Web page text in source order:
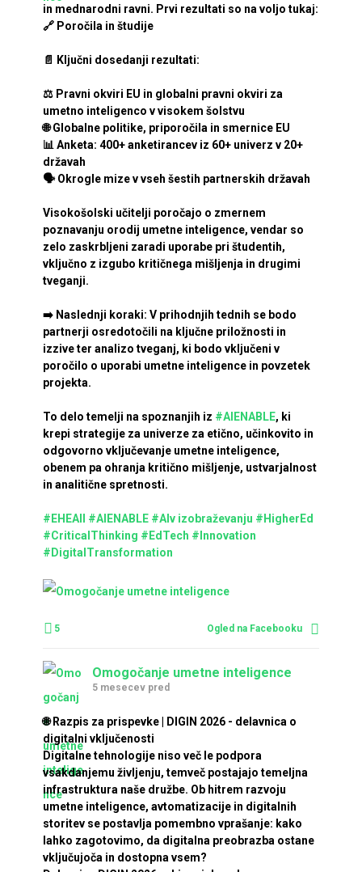
in mednarodni ravni. Prvi rezultati so na voljo tukaj:
🔗 Poročila in študije
📄 Ključni dosedanji rezultati:
⚖️ Pravni okviri EU in globalni pravni okviri za
umetno inteligenco v visokem šolstvu
🌐 Globalne politike, priporočila in smernice EU
📊 Anketa: 400+ anketirancev iz 60+ univerz v 20+
državah
🗣️ Okrogle mize v vseh šestih partnerskih državah
Visokošolski učitelji poročajo o zmernem
poznavanju orodij umetne inteligence, vendar so
zelo zaskrbljeni zaradi uporabe pri študentih,
vključno z izgubo kritičnega mišljenja in drugimi
tveganji.
➡️ Naslednji koraki: V prihodnjih tednih se bodo
partnerji osredotočili na ključne priložnosti in
izzive ter analizo tveganj, ki bodo vključeni v
poročilo o uporabi umetne inteligence in povzetek
projekta.
To delo temelji na spoznanjih iz #AIENABLE, ki
krepi strategije za univerze za etično, učinkovito in
odgovorno vključevanje umetne inteligence,
obenem pa ohranja kritično mišljenje, ustvarjalnost
in analitične spretnosti.
#EHEAII #AIENABLE #AIv izobraževanju #HigherEd
#CriticalThinking #EdTech #Innovation
#DigitalTransformation
5 Ogled na Facebooku
Omogočanje umetne inteligence
5 mesecev pred
🌐 Razpis za prispevke | DIGIN 2026 - delavnica o
digitalni vključenosti
Digitalne tehnologije niso več le podpora
vsakdanjemu življenju, temveč postajajo temeljna
infrastruktura naše družbe. Ob hitrem razvoju
umetne inteligence, avtomatizacije in digitalnih
storitev se postavlja pomembno vprašanje: kako
lahko zagotovimo, da digitalna preobrazba ostane
vključujoča in dostopna vsem?